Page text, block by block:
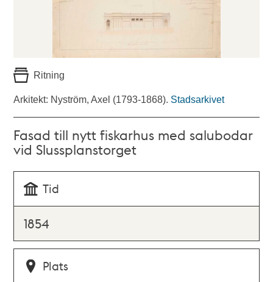
Ritning
Arkitekt: Nyström, Axel (1793-1868). Stadsarkivet
Fasad till nytt fiskarhus med salubodar
vid Slussplanstorget
Tid
1854
Plats